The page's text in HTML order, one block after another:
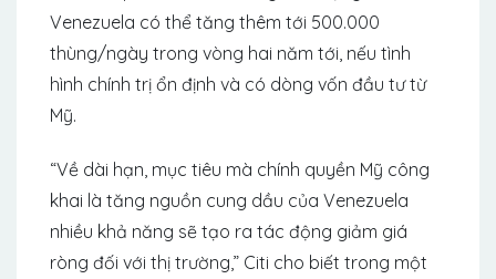
Venezuela có thể tăng thêm tới 500.000
thùng/ngày trong vòng hai năm tới, nếu tình
hình chính trị ổn định và có dòng vốn đầu tư từ
Mỹ.
“Về dài hạn, mục tiêu mà chính quyền Mỹ công
khai là tăng nguồn cung dầu của Venezuela
nhiều khả năng sẽ tạo ra tác động giảm giá
ròng đối với thị trường,” Citi cho biết trong một